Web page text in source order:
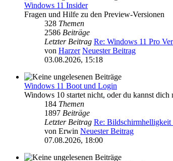
Windows 11 Insider
Fragen und Hilfe zu den Preview-Versionen
328 Themen
2586 Beiträge
Letzter Beitrag Re: Windows 11 Pro
von Harzer Neuester Beitrag
03.08.2026, 15:18
Windows 11 Boot und Login
Windows 10 startet nicht, oder du kannst dich
184 Themen
1897 Beiträge
Letzter Beitrag Re:
von Erwin Neuester Beitrag
07.08.2026, 18:00